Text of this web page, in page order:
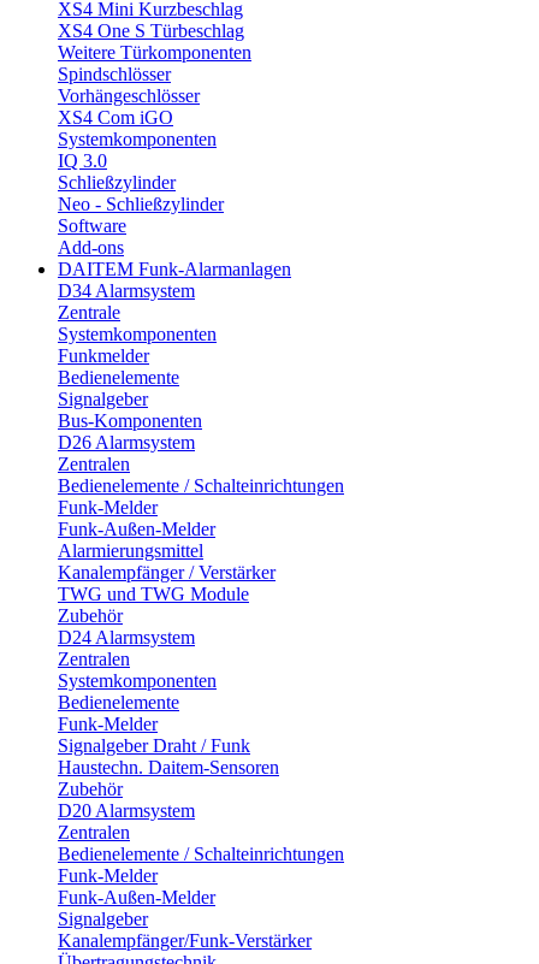
XS4 Mini Kurzbeschlag
XS4 One S Türbeschlag
Weitere Türkomponenten
Spindschlösser
Vorhängeschlösser
XS4 Com iGO
Systemkomponenten
IQ 3.0
Schließzylinder
Neo - Schließzylinder
Software
Add-ons
DAITEM Funk-Alarmanlagen
D34 Alarmsystem
Zentrale
Systemkomponenten
Funkmelder
Bedienelemente
Signalgeber
Bus-Komponenten
D26 Alarmsystem
Zentralen
Bedienelemente / Schalteinrichtungen
Funk-Melder
Funk-Außen-Melder
Alarmierungsmittel
Kanalempfänger / Verstärker
TWG und TWG Module
Zubehör
D24 Alarmsystem
Zentralen
Systemkomponenten
Bedienelemente
Funk-Melder
Signalgeber Draht / Funk
Haustechn. Daitem-Sensoren
Zubehör
D20 Alarmsystem
Zentralen
Bedienelemente / Schalteinrichtungen
Funk-Melder
Funk-Außen-Melder
Signalgeber
Kanalempfänger/Funk-Verstärker